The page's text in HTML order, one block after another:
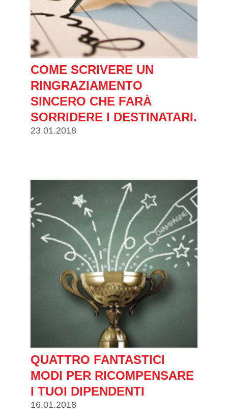
COME SCRIVERE UN
RINGRAZIAMENTO
SINCERO CHE FARÀ
SORRIDERE I DESTINATARI.
23.01.2018
QUATTRO FANTASTICI
MODI PER RICOMPENSARE
I TUOI DIPENDENTI
16.01.2018